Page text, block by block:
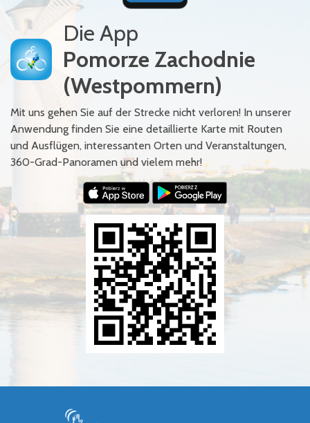
Die App
Pomorze Zachodnie
(Westpommern)
Mit uns gehen Sie auf der Strecke nicht verloren! In unserer
Anwendung finden Sie eine detaillierte Karte mit Routen
und Ausflügen, interessanten Orten und Veranstaltungen,
360-Grad-Panoramen und vielem mehr!